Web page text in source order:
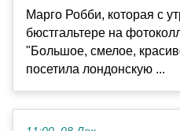
Марго Робби, которая с
бюстгальтере на
"Большое, смелое,
посетила лондонскую ...